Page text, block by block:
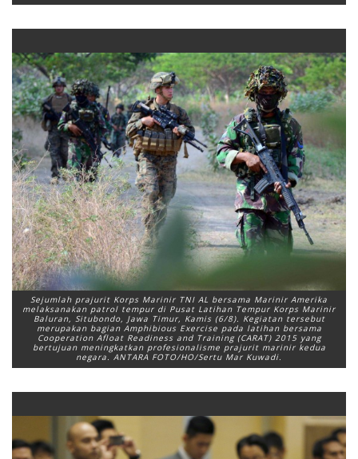
Sejumlah prajurit Korps Marinir TNI AL bersama Marinir Amerika
melaksanakan patrol tempur di Pusat Latihan Tempur Korps Marinir
Baluran, Situbondo, Jawa Timur, Kamis (6/8). Kegiatan tersebut
merupakan bagian Amphibious Exercise pada latihan bersama
Cooperation Afloat Readiness and Training (CARAT) 2015 yang
bertujuan meningkatkan profesionalisme prajurit marinir kedua
negara. ANTARA FOTO/HO/Sertu Mar Kuwadi.